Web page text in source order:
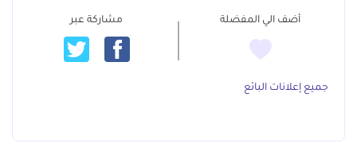
أضف الي المفضلة مشاركة عبر
جميع إعلانات البائع